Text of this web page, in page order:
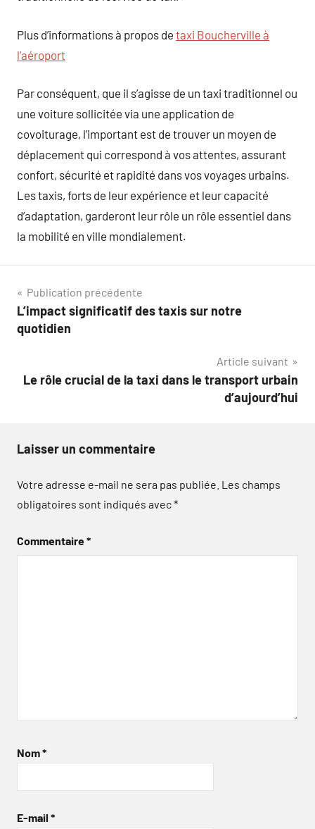
Plus d’informations à propos de taxi Boucherville à
l’aéroport
Par conséquent, que il s’agisse de un taxi traditionnel ou
une voiture sollicitée via une application de
covoiturage, l’important est de trouver un moyen de
déplacement qui correspond à vos attentes, assurant
confort, sécurité et rapidité dans vos voyages urbains.
Les taxis, forts de leur expérience et leur capacité
d’adaptation, garderont leur rôle un rôle essentiel dans
la mobilité en ville mondialement.
Navigation
de
Publication précédente
L’impact significatif des taxis sur notre
quotidien
Article suivant
Le rôle crucial de la taxi dans le transport urbain
d’aujourd’hui
Laisser un commentaire
Votre adresse e-mail ne sera pas publiée. Les champs
obligatoires sont indiqués avec*
Commentaire*
Nom*
E-mail *